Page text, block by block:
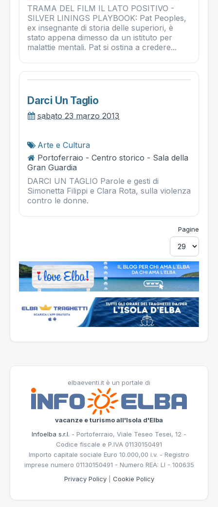
TRAMA DEL FILM IL LATO POSITIVO -
SILVER LININGS PLAYBOOK: Pat Peoples,
ex insegnante di storia delle superiori, è
stato appena dimesso da un istituto per
malattie mentali. Pat si ostina a credere...
Darci Un Taglio
sabato 23 marzo 2013
Arte e Cultura
Portoferraio - Centro storico - Sala della
Gran Guardia
DARCI UN TAGLIO Parole e gesti di
Simonetta Filippi e Clara Rota, sulla violenza
contro le donne.
Pagine
elbaeventi.it è un portale di
vacanze e turismo all'Isola d'Elba
Infoelba s.r.l. - Portoferraio, Viale Teseo Tesei, 12 -
Codice fiscale e P.IVA 01130150491
Importo capitale sociale Euro 10.000,00 i.v. - Registro
imprese numero 01130150491 - Numero REA: LI - 100635
Privacy Policy| Cookie Policy